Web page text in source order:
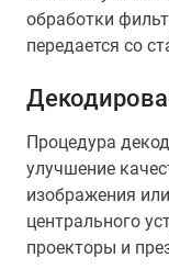
обработки
передается со
Процедура
улучшение
изображения
центрального
проекторы и